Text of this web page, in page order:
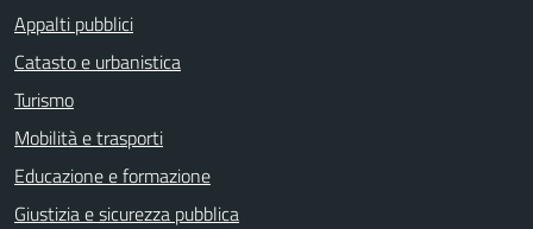
Appalti pubblici
Catasto e urbanistica
Turismo
Mobilità e trasporti
Educazione e formazione
Giustizia e sicurezza pubblica